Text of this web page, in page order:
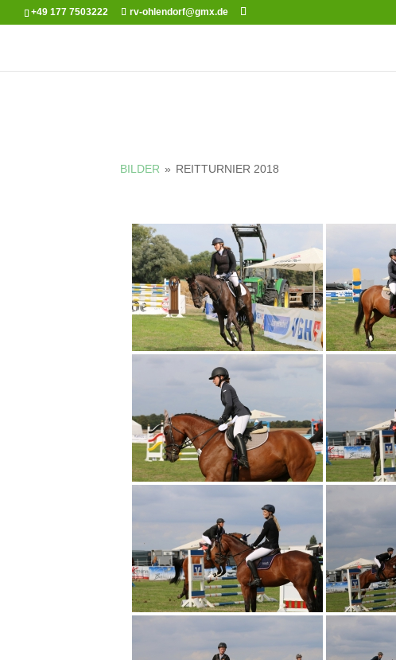
+49 177 7503222 rv-ohlendorf@gmx.de
BILDER » REITTURNIER 2018